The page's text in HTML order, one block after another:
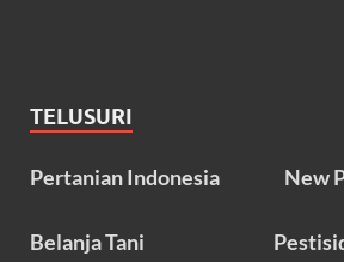
TELUSURI
Pertanian Indonesia New
Belanja Tani